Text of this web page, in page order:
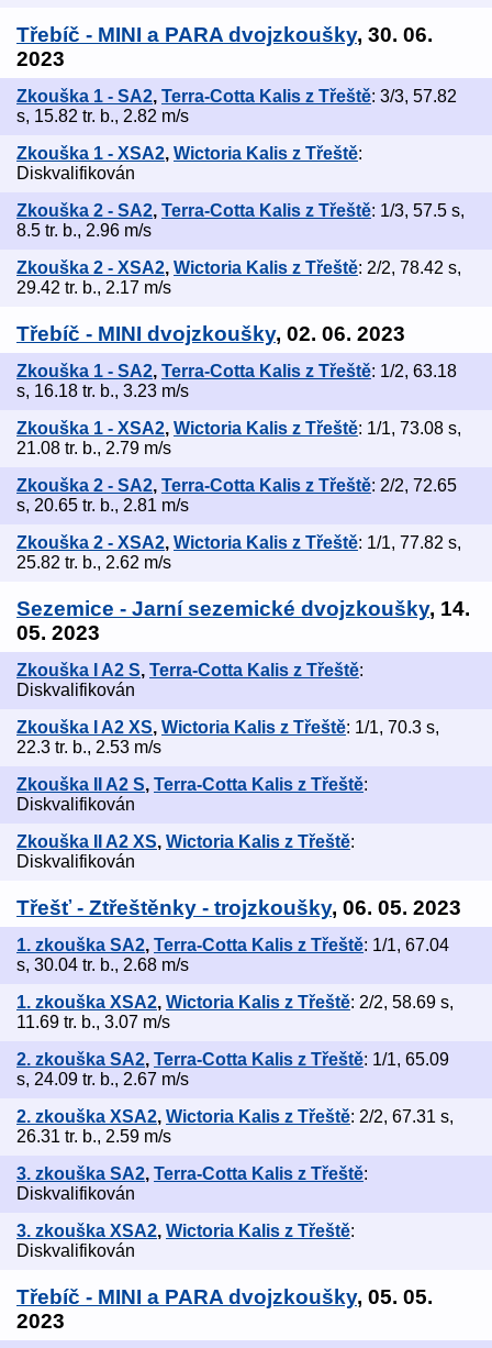
Třebíč - MINI a PARA dvojzkoušky, 30. 06.
2023
Zkouška 1 - SA2, Terra-Cotta Kalis z Třeště: 3/3, 57.82
s, 15.82 tr. b., 2.82 m/s
Zkouška 1 - XSA2, Wictoria Kalis z Třeště:
Diskvalifikován
Zkouška 2 - SA2, Terra-Cotta Kalis z Třeště: 1/3, 57.5 s,
8.5 tr. b., 2.96 m/s
Zkouška 2 - XSA2, Wictoria Kalis z Třeště: 2/2, 78.42 s,
29.42 tr. b., 2.17 m/s
Třebíč - MINI dvojzkoušky, 02. 06. 2023
Zkouška 1 - SA2, Terra-Cotta Kalis z Třeště: 1/2, 63.18
s, 16.18 tr. b., 3.23 m/s
Zkouška 1 - XSA2, Wictoria Kalis z Třeště: 1/1, 73.08 s,
21.08 tr. b., 2.79 m/s
Zkouška 2 - SA2, Terra-Cotta Kalis z Třeště: 2/2, 72.65
s, 20.65 tr. b., 2.81 m/s
Zkouška 2 - XSA2, Wictoria Kalis z Třeště: 1/1, 77.82 s,
25.82 tr. b., 2.62 m/s
Sezemice - Jarní sezemické dvojzkoušky, 14.
05. 2023
Zkouška I A2 S, Terra-Cotta Kalis z Třeště:
Diskvalifikován
Zkouška I A2 XS, Wictoria Kalis z Třeště: 1/1, 70.3 s,
22.3 tr. b., 2.53 m/s
Zkouška II A2 S, Terra-Cotta Kalis z Třeště:
Diskvalifikován
Zkouška II A2 XS, Wictoria Kalis z Třeště:
Diskvalifikován
Třešť - Ztřeštěnky - trojzkoušky, 06. 05. 2023
1. zkouška SA2, Terra-Cotta Kalis z Třeště: 1/1, 67.04
s, 30.04 tr. b., 2.68 m/s
1. zkouška XSA2, Wictoria Kalis z Třeště: 2/2, 58.69 s,
11.69 tr. b., 3.07 m/s
2. zkouška SA2, Terra-Cotta Kalis z Třeště: 1/1, 65.09
s, 24.09 tr. b., 2.67 m/s
2. zkouška XSA2, Wictoria Kalis z Třeště: 2/2, 67.31 s,
26.31 tr. b., 2.59 m/s
3. zkouška SA2, Terra-Cotta Kalis z Třeště:
Diskvalifikován
3. zkouška XSA2, Wictoria Kalis z Třeště:
Diskvalifikován
Třebíč - MINI a PARA dvojzkoušky, 05. 05.
2023